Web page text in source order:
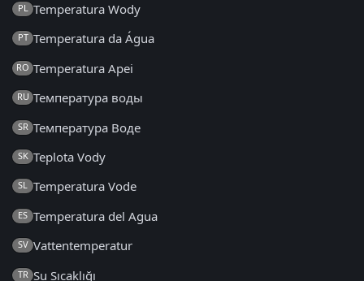
PL Temperatura Wody
PT Temperatura da Água
RO Temperatura Apei
RU Температура воды
SR Температура Воде
SK Teplota Vody
SL Temperatura Vode
ES Temperatura del Agua
SV Vattentemperatur
TR Su Sıcaklığı